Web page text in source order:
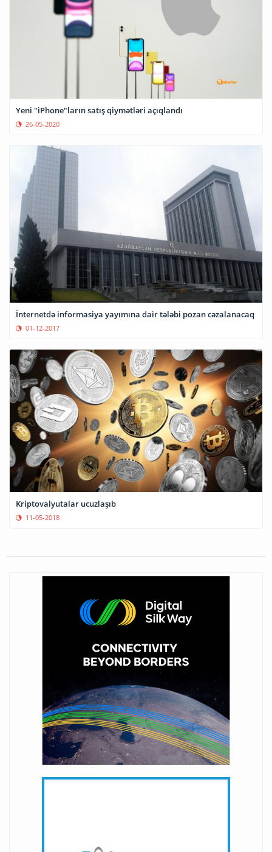
Yeni "iPhone"ların satış qiymətləri açıqlandı
26-05-2020
İnternetdə informasiya yayımına dair tələbi pozan cəzalanacaq
01-12-2017
Kriptovalyutalar ucuzlaşıb
11-05-2018